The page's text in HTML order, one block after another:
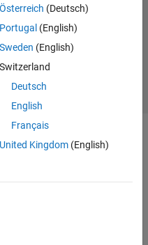
Österreich (Deutsch)
Portugal (English)
Sweden (English)
Switzerland
Deutsch
English
Français
United Kingdom(English)
Contatti